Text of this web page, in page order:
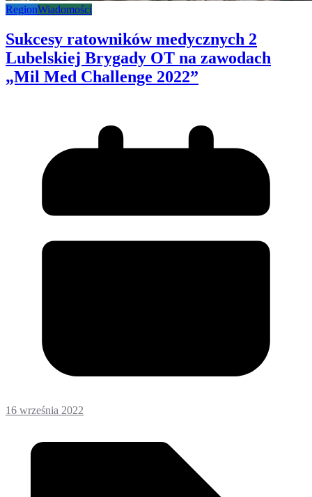
RegionWiadomości
Sukcesy ratowników medycznych 2
Lubelskiej Brygady OT na zawodach
„Mil Med Challenge 2022”
16 września 2022